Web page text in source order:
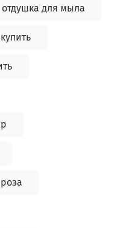
отдушка для мыла